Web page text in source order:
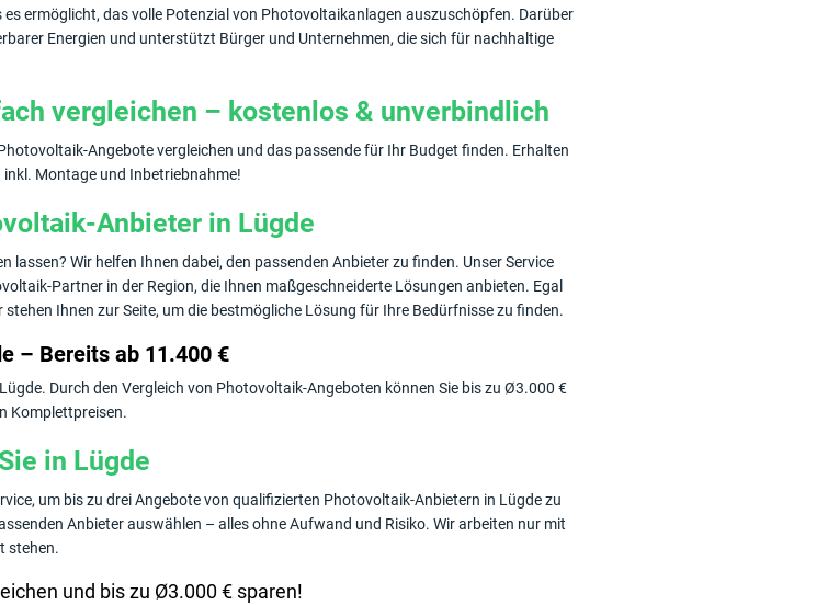
ermöglicht, das volle Potenzial von Photovoltaikanlagen auszuschöpfen. Darüber
Energien und unterstützt Bürger und Unternehmen, die sich für nachhaltige
vergleichen – kostenlos & unverbindlich
Angebote vergleichen und das passende für Ihr Budget finden. Erhalten
Montage und Inbetriebnahme!
Anbieter in Lügde
Wir helfen Ihnen dabei, den passenden Anbieter zu finden. Unser Service
Partner in der Region, die Ihnen maßgeschneiderte Lösungen anbieten. Egal
Ihnen zur Seite, um die bestmögliche Lösung für Ihre Bedürfnisse zu finden.
– Bereits ab 11.400 €
Durch den Vergleich von Photovoltaik-Angeboten können Sie bis zu Ø3.000 €
Komplettpreisen.
in Lügde
um bis zu drei Angebote von qualifizierten Photovoltaik-Anbietern in Lügde zu
Anbieter auswählen – alles ohne Aufwand und Risiko. Wir arbeiten nur mit
stehen.
und bis zu Ø3.000 € sparen!